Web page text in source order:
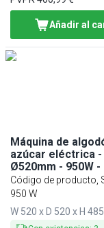
Añadir al
Máquina de
azúcar eléctrica -
Ø520mm - 950W
Código de producto,
ZWJ950S
950 W
W 520 x D 520 x H